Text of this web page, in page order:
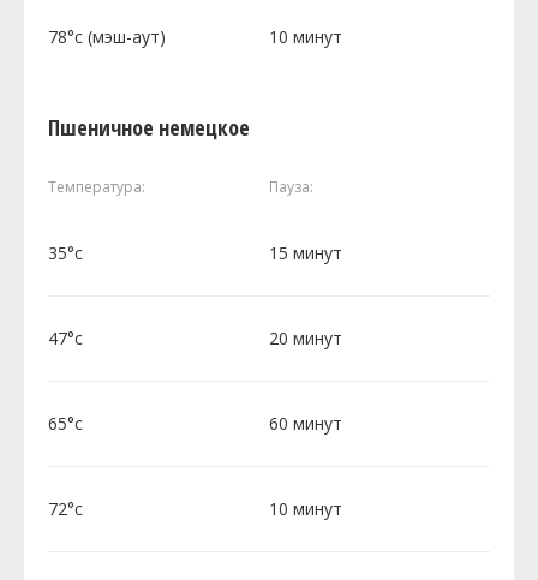
78°c (мэш-аут) 10 минут
Пшеничное немецкое
Температура: Пауза:
35°c 15 минут
47°c 20 минут
65°c 60 минут
72°c 10 минут